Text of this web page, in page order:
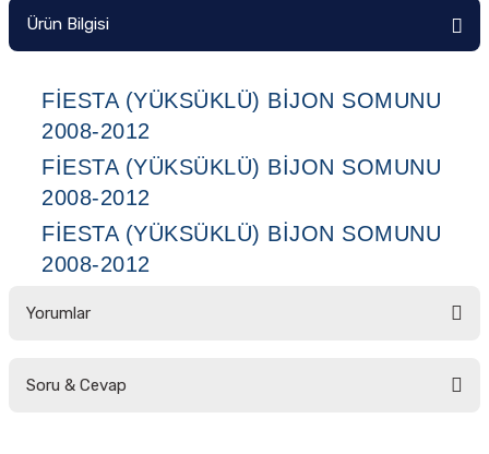
Ürün Bilgisi
FIESTA (YÜKSÜKLÜ) BIJON SOMUNU
2008-2012
FIESTA (YÜKSÜKLÜ) BIJON SOMUNU
2008-2012
FIESTA (YÜKSÜKLÜ) BIJON SOMUNU
2008-2012
Yorumlar
Soru & Cevap